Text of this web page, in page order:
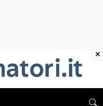
×